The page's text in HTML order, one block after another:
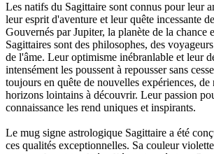
Les natifs du Sagittaire sont connus pour leur
leur esprit d'aventure et leur quête incessante
Gouvernés par Jupiter, la planète de la chance
Sagittaires sont des philosophes, des
de l'âme. Leur optimisme inébranlable et leur
intensément les poussent à repousser sans
toujours en quête de nouvelles expériences, de
horizons lointains à découvrir. Leur passion
connaissance les rend uniques et inspirants.
Le mug signe astrologique Sagittaire a été
ces qualités exceptionnelles. Sa couleur